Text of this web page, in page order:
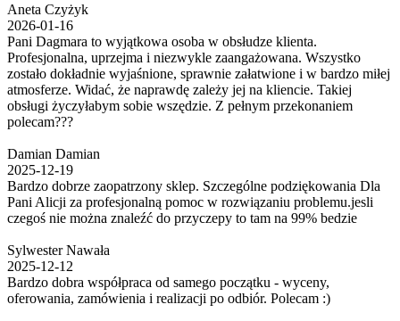
Aneta Czyżyk
2026-01-16
Pani Dagmara to wyjątkowa osoba w obsłudze klienta.
Profesjonalna, uprzejma i niezwykle zaangażowana. Wszystko
zostało dokładnie wyjaśnione, sprawnie załatwione i w bardzo miłej
atmosferze. Widać, że naprawdę zależy jej na kliencie. Takiej
obsługi życzyłabym sobie wszędzie. Z pełnym przekonaniem
polecam???
Damian Damian
2025-12-19
Bardzo dobrze zaopatrzony sklep. Szczególne podziękowania Dla
Pani Alicji za profesjonalną pomoc w rozwiązaniu problemu.jesli
czegoś nie można znaleźć do przyczepy to tam na 99% bedzie
Sylwester Nawała
2025-12-12
Bardzo dobra współpraca od samego początku - wyceny,
oferowania, zamówienia i realizacji po odbiór. Polecam :)